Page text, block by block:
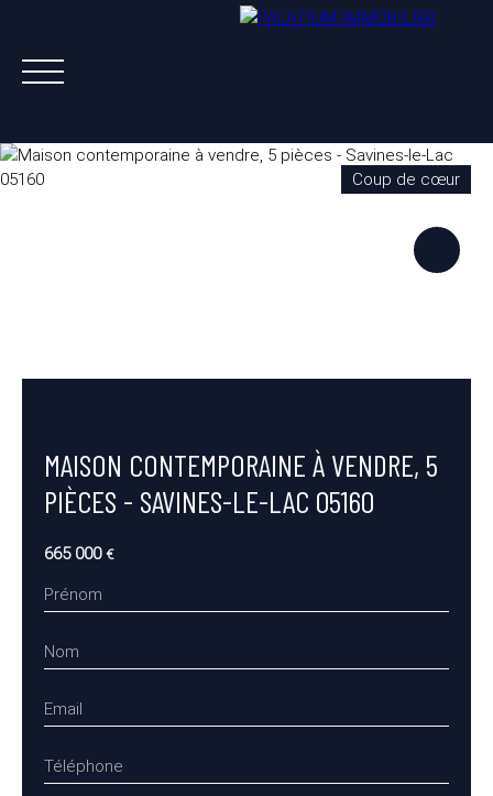
Coup de cœur
MAISON CONTEMPORAINE À VENDRE, 5
PIÈCES - SAVINES-LE-LAC 05160
665 000 €
Prénom
Nom
Email
Téléphone